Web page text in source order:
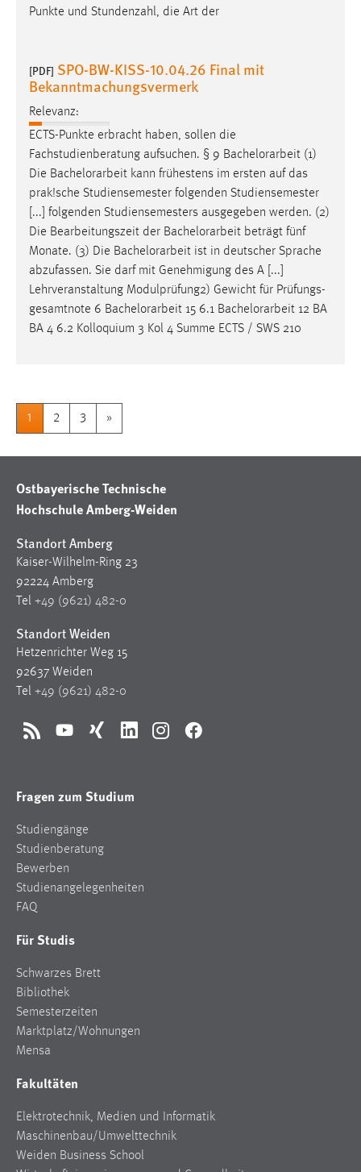
Punkte und Stundenzahl, die Art der
[PDF] SPO-BW-KISS-10.04.26 Final mit
Bekanntmachungsvermerk
Relevanz:
ECTS-Punkte erbracht haben, sollen die
Fachstudienberatung aufsuchen. § 9 Bachelorarbeit (1)
Die Bachelorarbeit kann frühestens im ersten auf das
prak!sche Studiensemester folgenden Studiensemester
[...] folgenden Studiensemesters ausgegeben werden. (2)
Die Bearbeitungszeit der Bachelorarbeit beträgt fünf
Monate. (3) Die Bachelorarbeit ist in deutscher Sprache
abzufassen. Sie darf mit Genehmigung des A [...]
Lehrveranstaltung Modulprüfung2) Gewicht für Prüfungs-
gesamtnote 6 Bachelorarbeit 15 6.1 Bachelorarbeit 12 BA
BA 4 6.2 Kolloquium 3 Kol 4 Summe ECTS / SWS 210
1 2 3 »
Ostbayerische Technische
Hochschule Amberg-Weiden
Standort Amberg
Kaiser-Wilhelm-Ring 23
92224 Amberg
Tel +49 (9621) 482-0
Standort Weiden
Hetzenrichter Weg 15
92637 Weiden
Tel +49 (9621) 482-0
RSS YouTubeXing LinkedInInstagramFacebook
Fragen zum Studium
Studiengänge
Studienberatung
Bewerben
Studienangelegenheiten
FAQ
Für Studis
Schwarzes Brett
Bibliothek
Semesterzeiten
Marktplatz/Wohnungen
Mensa
Fakultäten
Elektrotechnik, Medien und Informatik
Maschinenbau/Umwelttechnik
Weiden Business School